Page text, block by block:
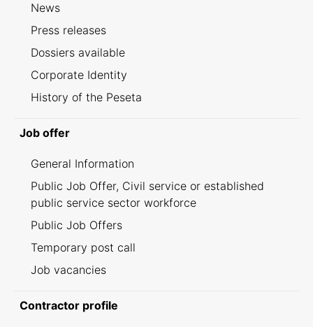
News
Press releases
Dossiers available
Corporate Identity
History of the Peseta
Job offer
General Information
Public Job Offer, Civil service or established
public service sector workforce
Public Job Offers
Temporary post call
Job vacancies
Contractor profile